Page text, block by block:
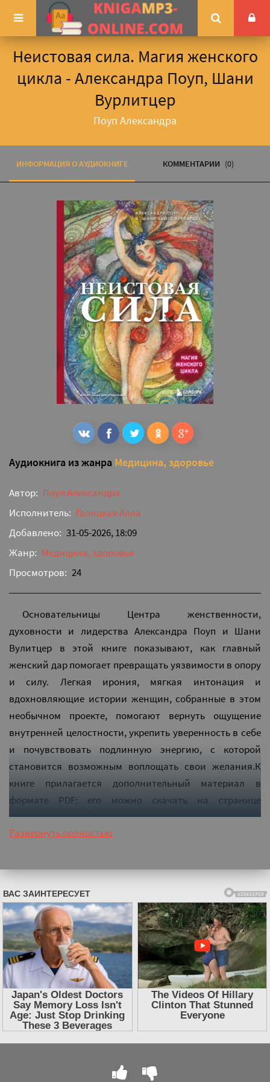
Неистовая сила. Магия женского
цикла - Александра Поуп, Шани
Вурлитцер
Поуп Александра
ИНФОРМАЦИЯ О АУДИОКНИГЕ КОММЕНТАРИИ (0)
Аудиокнига из жанра Медицина, здоровье
Автор: Поуп Александра
Исполнитель: Галицкая Алла
Добавлено: 31-05-2026, 18:09
Жанр: Медицина, здоровье
Просмотров: 24
Основательницы Центра женственности,
духовности и лидерства Александра Поуп и Шани
Вулитцер в этой книге показывают, как главный
женский дар помогает превращать уязвимости в опору
и силу. Легкая ирония, мягкая интонация и
вдохновляющие истории женщин, собранные в этом
необычном проекте, помогают вернуть ощущение
внутренней целостности, укрепить уверенность в себе
и почувствовать подлинную энергию, с которой
становится возможным воплощать свои желания.К
книге прилагается дополнительный материал в
формате PDF: его можно скачать на странице
аудиокниги на сайте после покупки.
Слушать аудиокнигу "Неистовая сила. Магия
онлайн бесплатно без регистрации - полная версия
Развернуть полностью